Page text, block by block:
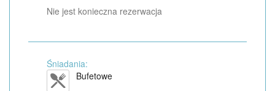
Nie jest konieczna rezerwacja
Śniadania:
Bufetowe